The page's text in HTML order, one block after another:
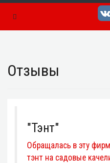
Toggle Navigation
Отзывы
"Тэнт"
Обращалась в эту
тэнт на садовые